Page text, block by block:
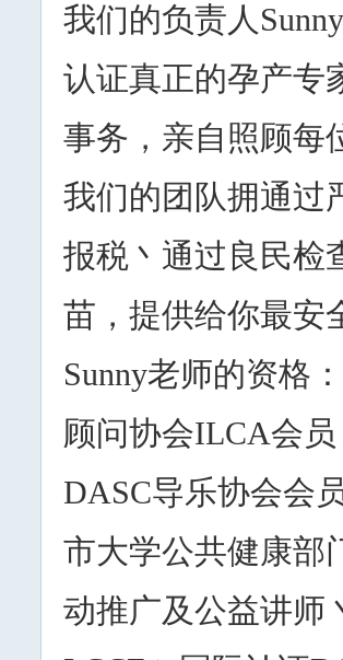
我们的负责人
认证真正的孕产专
事务，亲自照顾每
我们的团队拥通过
报税丶通过良民检
苗，提供给你最安
Sunny老师的资格
顾问协会ILCA会
DASC导乐协会会
市大学公共健康部
动推广及公益讲师